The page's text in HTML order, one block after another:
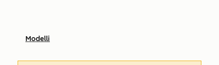
Modelli